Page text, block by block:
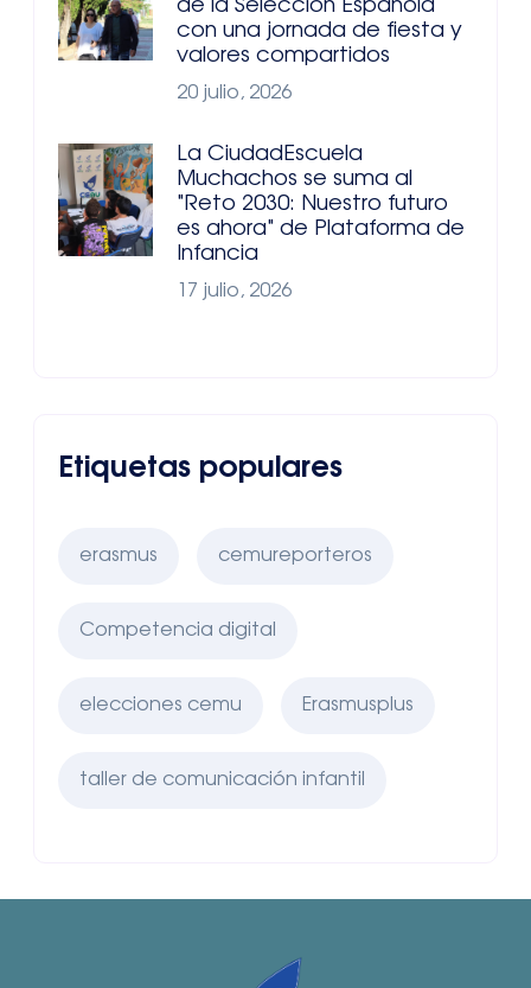
de la Selección Española
con una jornada de fiesta y
valores compartidos
20 julio, 2026
La CiudadEscuela
Muchachos se suma al
"Reto 2030: Nuestro futuro
es ahora" de Plataforma de
Infancia
17 julio, 2026
Etiquetas populares
erasmus cemureporteros
Competencia digital
elecciones cemu Erasmusplus
taller de comunicación infantil